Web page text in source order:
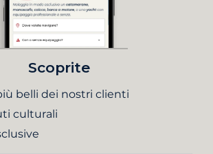
Scoprite
belli dei nostri clienti
culturali